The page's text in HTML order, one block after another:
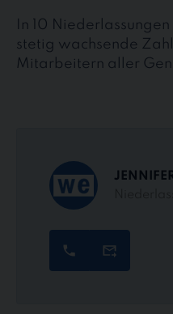
In 10
stetig wachsende
Mitarbeitern aller